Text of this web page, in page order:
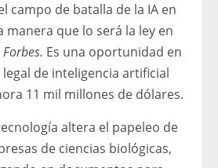
campo de batalla de la IA en
manera que lo será la ley en
Forbes. Es una oportunidad en
de inteligencia artificial
11 mil millones de dólares.
altera el papeleo de
de ciencias biológicas,